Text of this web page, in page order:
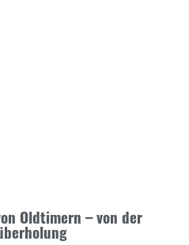
Oldtimern – von der